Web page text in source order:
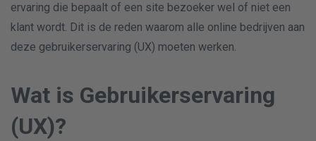
ervaring die bepaalt of een site bezoeker wel of niet een
klant wordt. Dit is de reden waarom alle online bedrijven aan
deze gebruikerservaring (UX) moeten werken.
Wat is Gebruikerservaring
(UX)?